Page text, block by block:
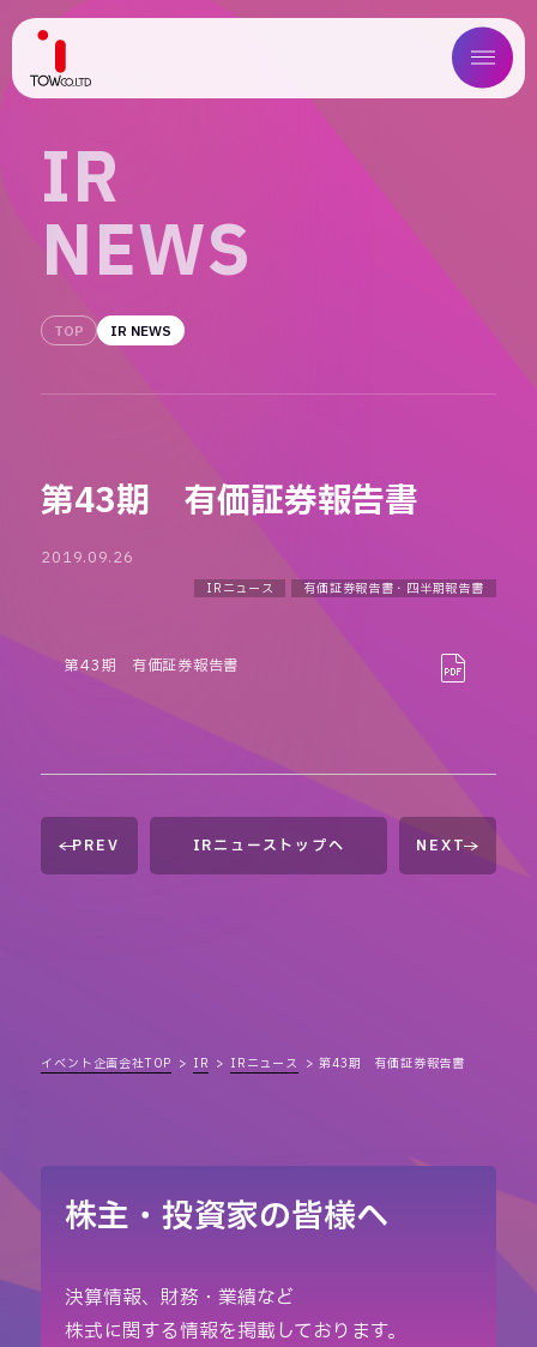
ABOUT US
WORKS
COMPANY
IR
IR
NEWS
TOP IR NEWS
第43期 有価証券報告書
2019.09.26
IRニュース 有価証券報告書・四半期報告書
第43期 有価証券報告書
PREV IRニューストップへ NEXT
イベント企画会社TOP IR IRニュース 第43期 有価証券報告書
株主・投資家の皆様へ
決算情報、財務・業績など
株式に関する情報を掲載しております。